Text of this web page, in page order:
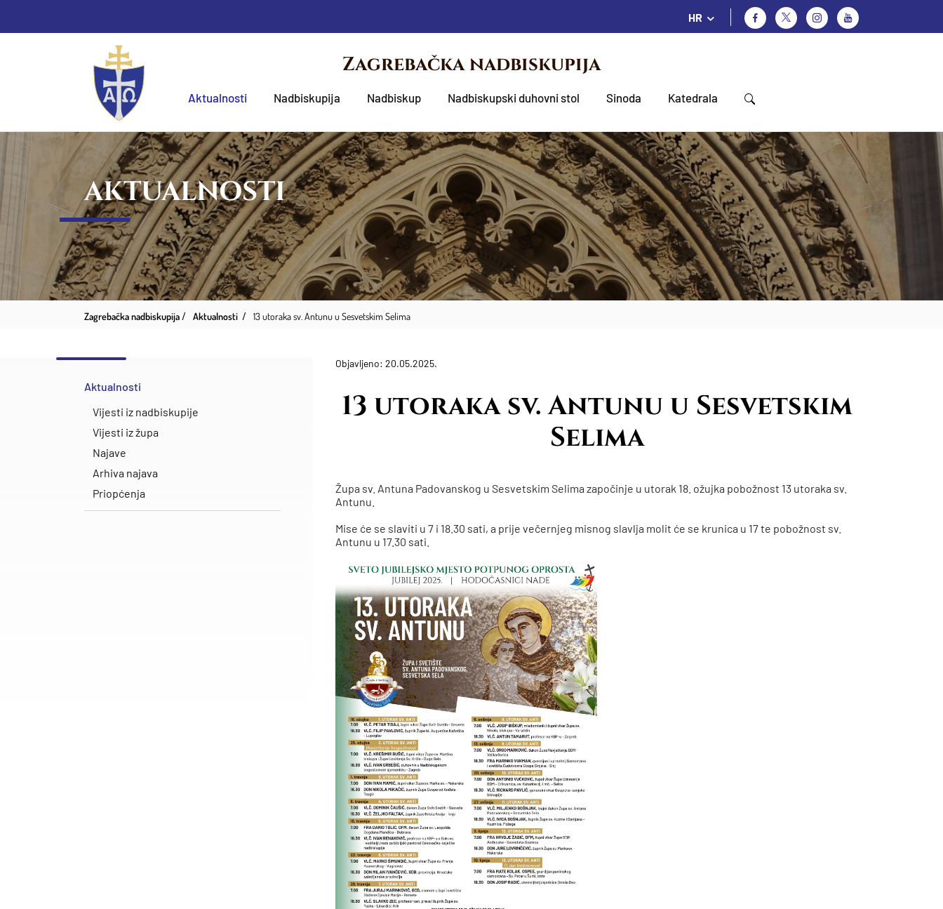
HR
Zagrebačka nadbiskupija
Aktualnosti Nadbiskupija Nadbiskup Nadbiskupski duhovni stol Sinoda Katedrala
AKTUALNOSTI
Zagrebačka nadbiskupija Aktualnosti 13 utoraka sv. Antunu u Sesvetskim Selima
Aktualnosti
Vijesti iz nadbiskupije
Vijesti iz župa
Najave
Arhiva najava
Priopćenja
Objavljeno: 20.05.2025.
13 utoraka sv. Antunu u Sesvetskim
Selima
Župa sv. Antuna Padovanskog u Sesvetskim Selima započinje u utorak 18. ožujka pobožnost 13 utoraka sv.
Antunu.
Mise će se slaviti u 7 i 18.30 sati, a prije večernjeg misnog slavlja molit će se krunica u 17 te pobožnost sv.
Antunu u 17.30 sati.